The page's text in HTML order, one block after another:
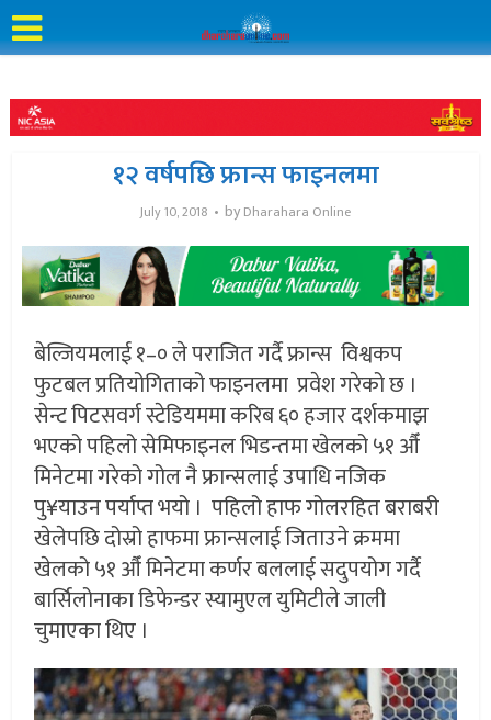
१२ वर्षपछि फ्रान्स फाइनलमा
July 10, 2018 by Dharahara Online
बेल्जियमलाई १–० ले पराजित गर्दै फ्रान्स विश्वकप
फुटबल प्रतियोगिताको फाइनलमा प्रवेश गरेको छ ।
सेन्ट पिटसवर्ग स्टेडियममा करिब ६० हजार दर्शकमाझ
भएको पहिलो सेमिफाइनल भिडन्तमा खेलको ५१ औँ
मिनेटमा गरेको गोल नै फ्रान्सलाई उपाधि नजिक
पु¥याउन पर्याप्त भयो । पहिलो हाफ गोलरहित बराबरी
खेलेपछि दोस्रो हाफमा फ्रान्सलाई जिताउने क्रममा
खेलको ५१ औँ मिनेटमा कर्णर बललाई सदुपयोग गर्दै
बार्सिलोनाका डिफेन्डर स्यामुएल युमिटीले जाली
चुमाएका थिए ।